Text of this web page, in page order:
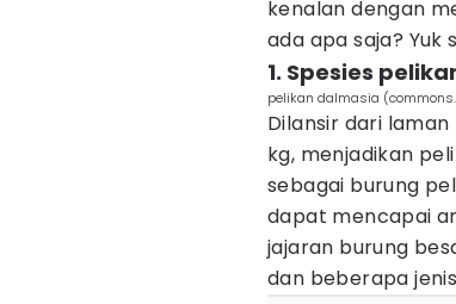
kenalan dengan
ada apa saja? Yuk
1. Spesies
pelikan dalmasia
Dilansir dari laman
kg, menjadikan
sebagai burung
dapat mencapai
jajaran burung
dan beberapa